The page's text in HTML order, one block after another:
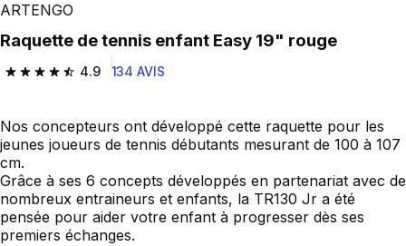
ARTENGO
Raquette de tennis enfant Easy 19" rouge
4.9
4.9 out of 5 stars from 134 reviews
134 AVIS
Nos concepteurs ont développé cette raquette pour les
jeunes joueurs de tennis débutants mesurant de 100 à 107
cm.
Grâce à ses 6 concepts développés en partenariat avec de
nombreux entraineurs et enfants, la TR130 Jr a été
pensée pour aider votre enfant à progresser dès ses
premiers échanges.